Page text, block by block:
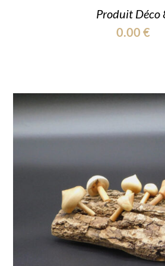
Produit Déco
0.00 €